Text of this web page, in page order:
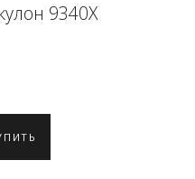
9340X